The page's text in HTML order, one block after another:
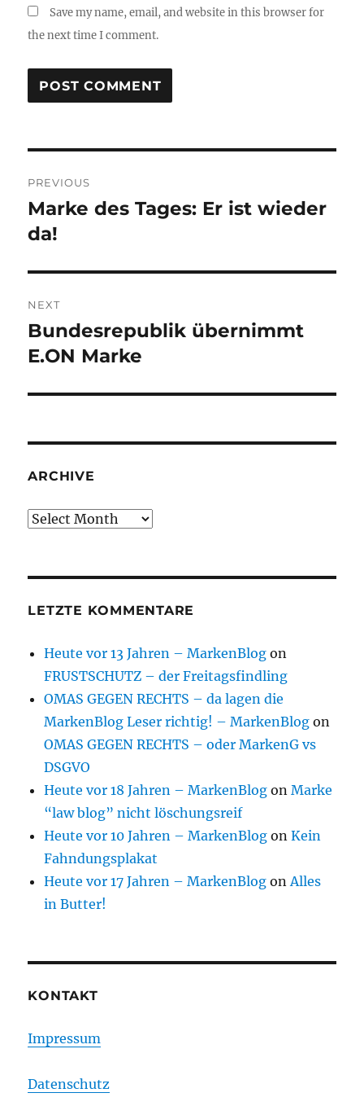
Save my name, email, and website in this browser for
the next time I comment.
navigation
PREVIOUS
Previous
post:
Marke des Tages: Er ist wieder
da!
NEXT
Next
post:
Bundesrepublik übernimmt
E.ON Marke
ARCHIVE
Archive
LETZTE KOMMENTARE
Heute vor 13 Jahren – MarkenBlog on
FRUSTSCHUTZ – der Freitagsfindling
OMAS GEGEN RECHTS – da lagen die
MarkenBlog Leser richtig! – MarkenBlog on
OMAS GEGEN RECHTS – oder MarkenG vs
DSGVO
Heute vor 18 Jahren – MarkenBlog onMarke
“law blog” nicht löschungsreif
Heute vor 10 Jahren – MarkenBlog onKein
Fahndungsplakat
Heute vor 17 Jahren – MarkenBlog onAlles
in Butter!
KONTAKT
Impressum
Datenschutz